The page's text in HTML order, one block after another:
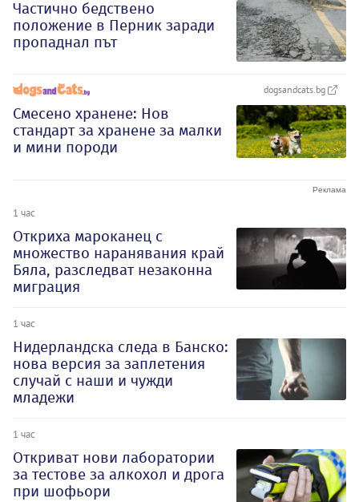
Частично бедствено
положение в Перник заради
пропаднал път
dogsandcats.bg
Смесено хранене: Нов
стандарт за хранене за малки
и мини породи
1 час
Откриха мароканец с
множество наранявания край
Бяла, разследват незаконна
миграция
1 час
Нидерландска следа в Банско:
нова версия за заплетения
случай с наши и чужди
младежи
1 час
Откриват нови лаборатории
за тестове за алкохол и дрога
при шофьори